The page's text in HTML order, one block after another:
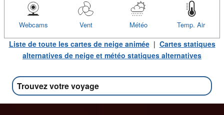
Temp. Air
Météo
Vent
Webcams
Liste de toute les cartes de neige animée| Cartes statiques
alternatives de neige et météo statiques alternatives
Trouvez votre voyage